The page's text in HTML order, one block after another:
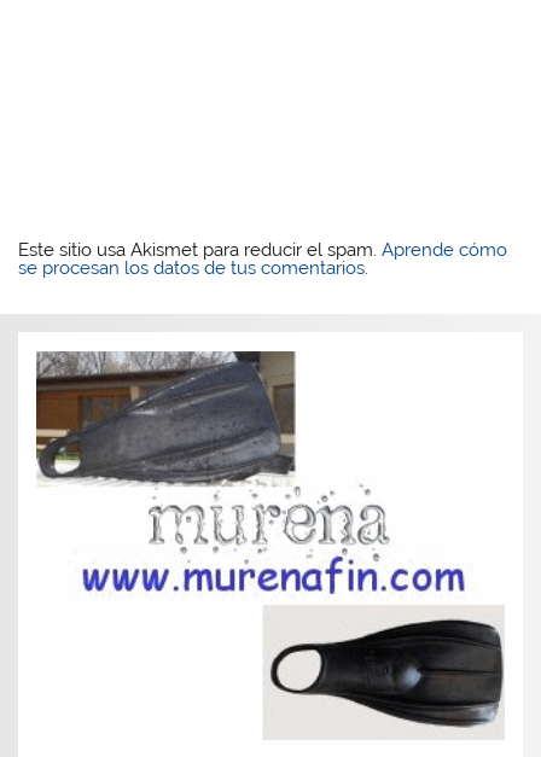
Este sitio usa Akismet para reducir el spam.Aprende cómo
se procesan los datos de tus comentarios.